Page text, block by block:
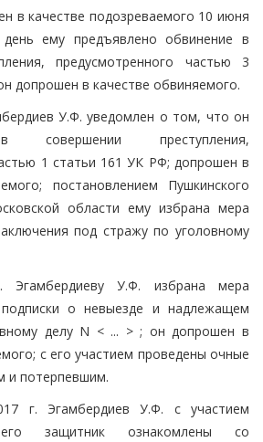
в качестве подозреваемого 10 июня
ему предъявлено обвинение в
предусмотренного частью 3
допрошен в качестве обвиняемого.
У.Ф. уведомлен о том, что он
совершении преступления,
1 статьи 161 УК РФ; допрошен в
постановлением Пушкинского
области ему избрана мера
под стражу по уголовному
У.Ф. избрана мера
о невыезде и надлежащем
делу N < ... > ; он допрошен в
с его участием проведены очные
и потерпевшим.
г. Эгамбердиев У.Ф. с участием
защитник ознакомлены со